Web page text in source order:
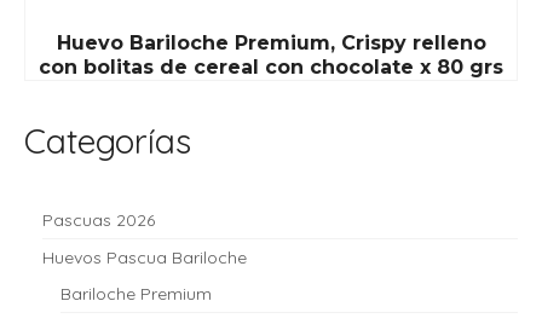
Huevo Bariloche Premium, Crispy relleno
con bolitas de cereal con chocolate x 80 grs
Categorías
Pascuas 2026
Huevos Pascua Bariloche
Bariloche Premium